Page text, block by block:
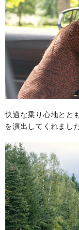
快適な乗り心地とと
を演出してくれました